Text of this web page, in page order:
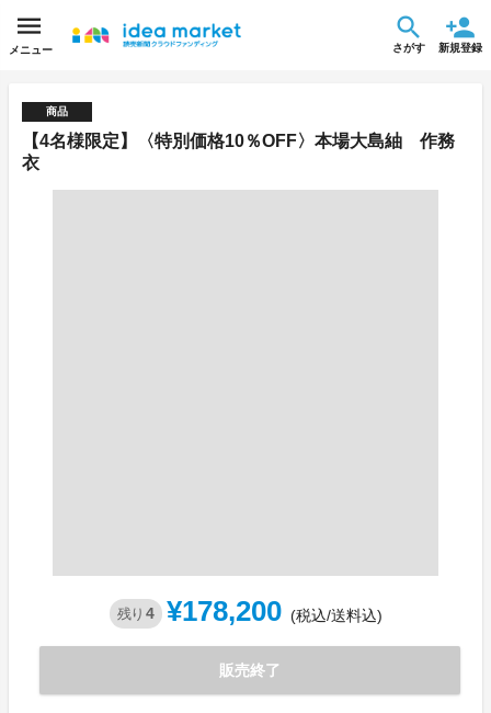
メニュー さがす 新規登録
商品
【4名様限定】〈特別価格10％OFF〉本場大島紬 作務
衣
残り 4 ¥178,200 (税込/送料込)
販売終了